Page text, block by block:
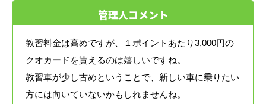
管理人コメント
教習料金は高めですが、１ポイントあたり3,000円の
クオカードを貰えるのは嬉しいですね。
教習車が少し古めということで、新しい車に乗りたい
方には向いていないかもしれませんね。